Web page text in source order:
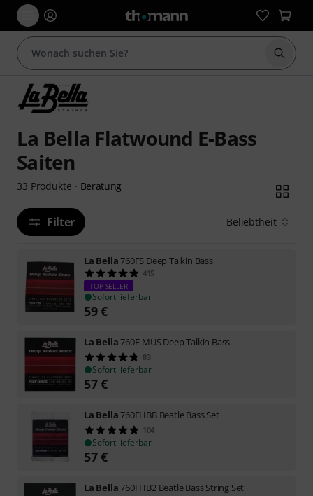
Suche
La Bella Flatwound E-Bass
Saiten
33 Produkte · Beratung
Filter Beliebtheit
La Bella760FS Deep Talkin Bass
415
TOP-SELLER
Sofort lieferbar
59€
La Bella760F-MUS Deep Talkin Bass
83
Sofort lieferbar
57€
La Bella760FHBB Beatle Bass Set
104
Sofort lieferbar
57€
La Bella760FHB2 Beatle Bass String Set